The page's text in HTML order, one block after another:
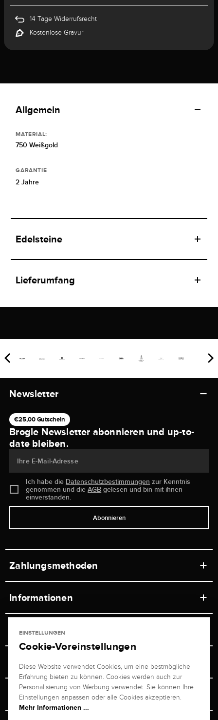
14 Tage Widerrufsrecht
Kostenlose Gravur
Allgemein
MATERIAL:
750 Weißgold
GARANTIE
2 Jahre
Edelsteine
Lieferumfang
Newsletter
€25,00 Gutschein
Brogle Newsletter abonnieren und up-to-
date bleiben.
Ihre E-Mail-Adresse
Ich habe die Datenschutzbestimmungen zur Kenntnis
genommen und dieAGB gelesen und bin mit ihnen
einverstanden.
Abonnieren
Zahlungsmethoden
Informationen
Ladengeschäft
Versand & Zahlung
Ratgeber
Service
Newsletterabmeldung
Retouren-Service
Juwelier Brogle
Über uns
Unternehmen
Persönlicher Berater
EINSTELLUNGEN
Cookie-Voreinstellungen
Diese Website verwendet Cookies, um eine bestmögliche
Erfahrung bieten zu können. Cookies werden auch zur
Personalisierung von Werbung verwendet. Sie können Ihre
Einstellungen anpassen oder alle Cookies akzeptieren.
Mehr Informationen ...